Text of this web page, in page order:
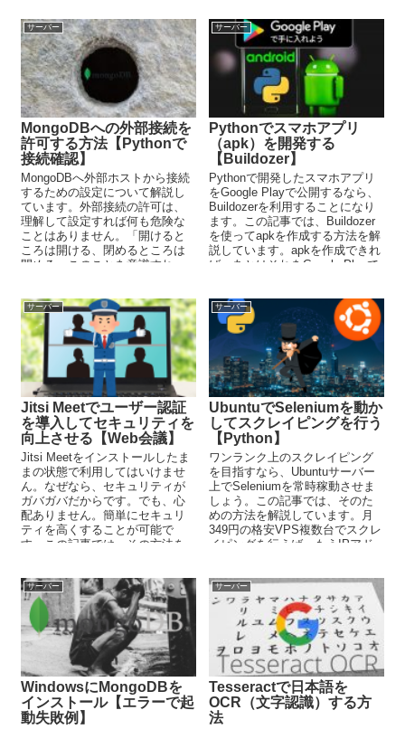
サーバー
MongoDBへの外部接続を
許可する方法【Pythonで
接続確認】
MongoDBへ外部ホストから接続
するための設定について解説し
ています。外部接続の許可は、
理解して設定すれば何も危険な
ことはありません。「開けると
ころは開ける、閉めるところは
閉める」このことを意識すれ
サーバー
Pythonでスマホアプリ
（apk）を開発する
【Buildozer】
Pythonで開発したスマホアプリ
をGoogle Playで公開するなら、
Buildozerを利用することになり
ます。この記事では、Buildozer
を使ってapkを作成する方法を解
説しています。apkを作成できれ
ば、あとはそれをGogole Playで
サーバー
Jitsi Meetでユーザー認証
を導入してセキュリティを
向上させる【Web会議】
Jitsi Meetをインストールしたま
まの状態で利用してはいけませ
ん。なぜなら、セキュリティが
ガバガバだからです。でも、心
配ありません。簡単にセキュリ
ティを高くすることが可能で
す。この記事では、その方法を
サーバー
UbuntuでSeleniumを動か
してスクレイピングを行う
【Python】
ワンランク上のスクレイピング
を目指すなら、Ubuntuサーバー
上でSeleniumを常時稼動させま
しょう。この記事では、そのた
めの方法を解説しています。月
349円の格安VPS複数台でスクレ
イピングを行えば、もうIPアド
サーバー
WindowsにMongoDBを
インストール【エラーで起
動失敗例】
サーバー
Tesseractで日本語を
OCR（文字認識）する方
法